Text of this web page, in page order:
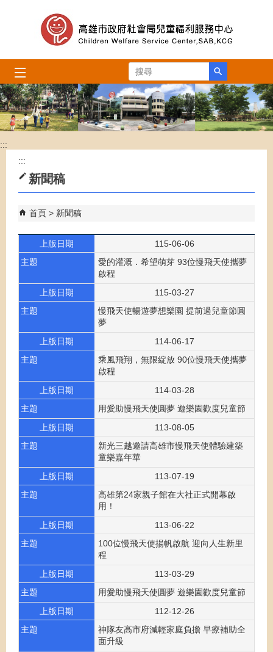
跳到主要內容區塊
搜尋
:::
:::
新聞稿
首頁 新聞稿
上版日期
115-06-06
主題
愛的灌溉．希望萌芽 93位慢飛天使攜夢
啟程
上版日期
115-03-27
主題
慢飛天使暢遊夢想樂園 提前過兒童節圓
夢
上版日期
114-06-17
主題
乘風飛翔，無限綻放 90位慢飛天使攜夢
啟程
上版日期
114-03-28
主題
用愛助慢飛天使圓夢 遊樂園歡度兒童節
上版日期
113-08-05
主題
新光三越邀請高雄市慢飛天使體驗建築
童樂嘉年華
上版日期
113-07-19
主題
高雄第24家親子館在大社正式開幕啟
用！
上版日期
113-06-22
主題
100位慢飛天使揚帆啟航 迎向人生新里
程
上版日期
113-03-29
主題
用愛助慢飛天使圓夢 遊樂園歡度兒童節
上版日期
112-12-26
主題
神隊友高市府減輕家庭負擔 早療補助全
面升級